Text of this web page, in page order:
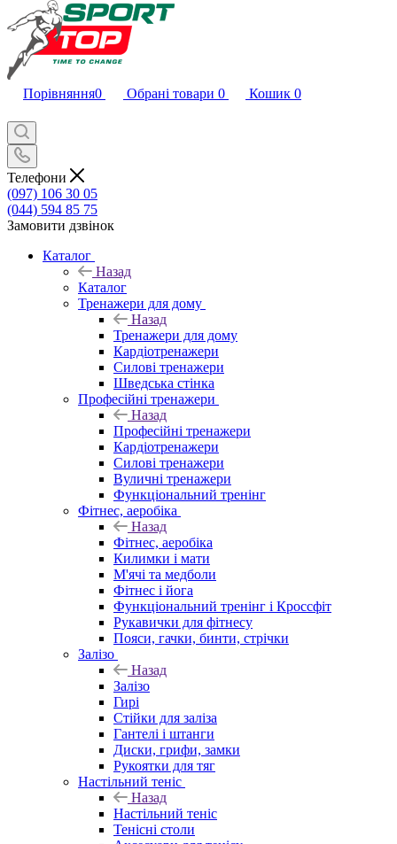
Порівняння0 Обрані товари 0 Кошик 0
Телефони
(097) 106 30 05
(044) 594 85 75
Замовити дзвінок
Каталог
Назад
Каталог
Тренажери для дому
Назад
Тренажери для дому
Кардіотренажери
Силові тренажери
Шведська стінка
Професійні тренажери
Назад
Професійні тренажери
Кардіотренажери
Силові тренажери
Вуличні тренажери
Функціональний тренінг
Фітнес, аеробіка
Назад
Фітнес, аеробіка
Килимки і мати
М'ячі та медболи
Фітнес і йога
Функціональний тренінг і Кроссфіт
Рукавички для фітнесу
Пояси, гачки, бинти, стрічки
Залізо
Назад
Залізо
Гирі
Стійки для заліза
Гантелі і штанги
Диски, грифи, замки
Рукоятки для тяг
Настільний теніс
Назад
Настільний теніс
Тенісні столи